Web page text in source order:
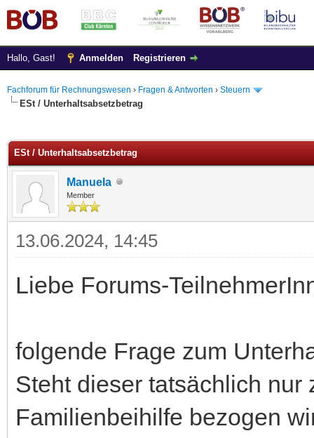
Hallo, Gast! Anmelden Registrieren
Fachforum für Rechnungswesen › Fragen & Antworten › Steuern
ESt / Unterhaltsabsetzbetrag
ESt / Unterhaltsabsetzbetrag
Manuela
Member
13.06.2024, 14:45
Liebe Forums-
folgende Frage zum
Steht dieser tatsächlich
Familienbeihilfe bezogen